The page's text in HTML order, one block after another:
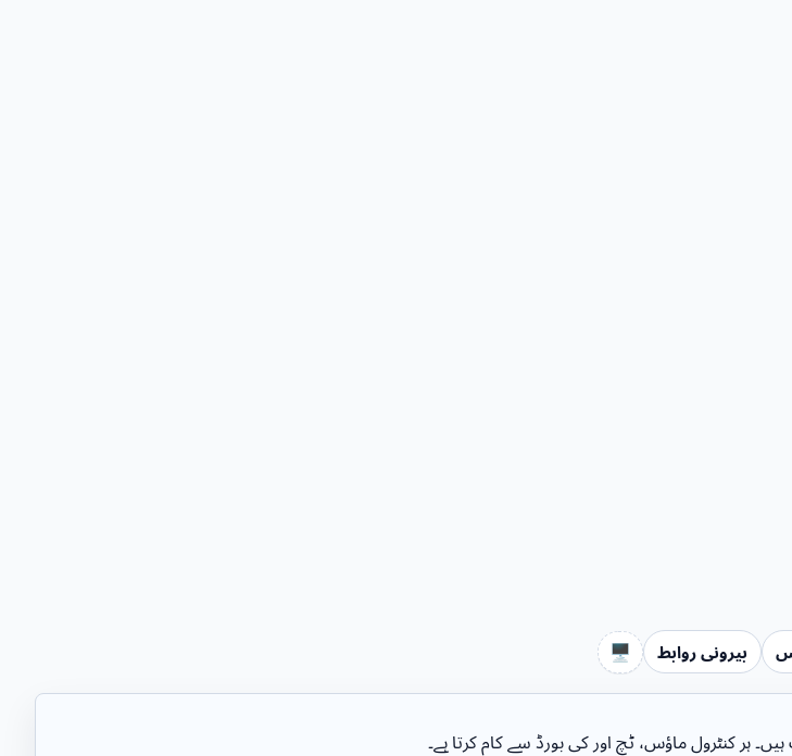
بیرونی روابط 🖥️
ہر کنٹرول ماؤس، ٹچ اور کی بورڈ سے کام کرتا ہے۔